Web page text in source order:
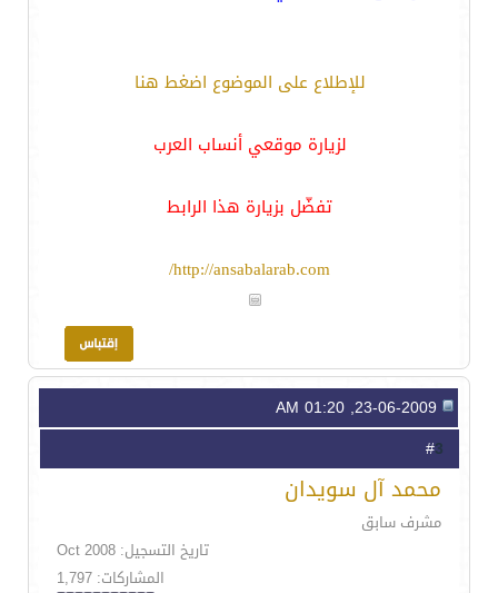
للإطلاع على الموضوع اضغط هنا
لزيارة موقعي أنساب العرب
تفضّل بزيارة هذا الرابط
http://ansabalarab.com/
3
محمد آل سويدان
مشرف سابق
تاريخ التسجيل: Oct 2008
المشاركات: 1,797